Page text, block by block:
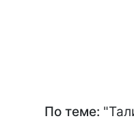
По теме: